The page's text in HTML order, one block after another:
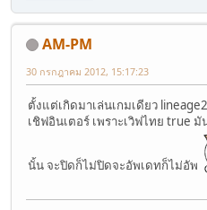
AM-PM
30 กรกฎาคม 2012, 15:17:23
ตั้งแต่เกิดมาเล่นเกมเดียว
เชิฟอินเตอร์ เพราะเวิฟไทย true
นั้น จะปิดก็ไม่ปิดจะอัพเดทก็ไม่อัพ